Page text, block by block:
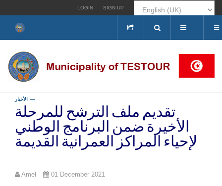
LOGIN SIGN UP
Search
...
الأخبار
تقديم ملف الترشح للمرحلة
الأخيرة ضمن البرنامج الوطني
لإحياء المراكز العمرانية القديمة
Amel 01 December 2021